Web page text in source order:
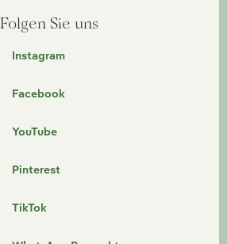
Folgen Sie uns
Instagram
Facebook
YouTube
Pinterest
TikTok